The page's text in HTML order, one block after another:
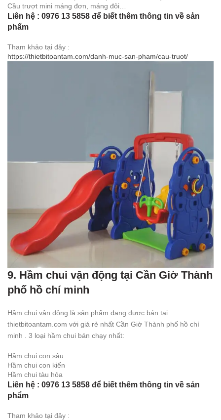
Cầu trượt mini máng đơn, máng đôi…
Liên hệ : 0976 13 5858 để biết thêm thông tin về sản
phẩm
Tham khảo tại đây :
https://thietbitoantam.com/danh-muc-san-pham/cau-truot/
9. Hầm chui vận động tại Cần Giờ Thành
phố hồ chí minh
Hầm chui vận động là sản phẩm đang được bán tại
thietbitoantam.com với giá rẻ nhất Cần Giờ Thành phố hồ chí
minh . 3 loại hầm chui bán chạy nhất:
Hầm chui con sâu
Hầm chui con kiến
Hầm chui tàu hỏa
Liên hệ : 0976 13 5858 để biết thêm thông tin về sản
phẩm
Tham khảo tại đây :